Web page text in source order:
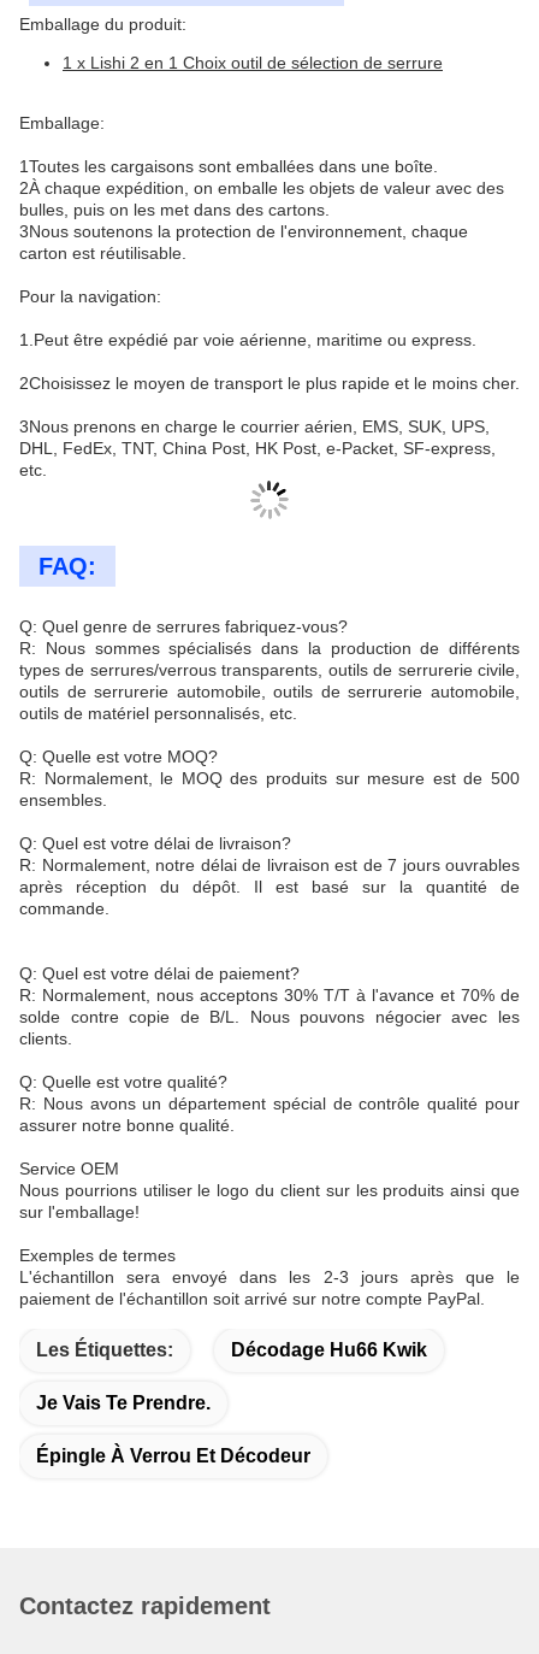
Emballage du produit:
1 x Lishi 2 en 1 Choix outil de sélection de serrure
Emballage:
1Toutes les cargaisons sont emballées dans une boîte.
2À chaque expédition, on emballe les objets de valeur avec des
bulles, puis on les met dans des cartons.
3Nous soutenons la protection de l'environnement, chaque
carton est réutilisable.
Pour la navigation:
1.Peut être expédié par voie aérienne, maritime ou express.
2Choisissez le moyen de transport le plus rapide et le moins cher.
3Nous prenons en charge le courrier aérien, EMS, SUK, UPS,
DHL, FedEx, TNT, China Post, HK Post, e-Packet, SF-express,
etc.
FAQ:
Q: Quel genre de serrures fabriquez-vous?
R: Nous sommes spécialisés dans la production de différents
types de serrures/verrous transparents, outils de serrurerie civile,
outils de serrurerie automobile, outils de serrurerie automobile,
outils de matériel personnalisés, etc.
Q: Quelle est votre MOQ?
R: Normalement, le MOQ des produits sur mesure est de 500
ensembles.
Q: Quel est votre délai de livraison?
R: Normalement, notre délai de livraison est de 7 jours ouvrables
après réception du dépôt. Il est basé sur la quantité de
commande.
Q: Quel est votre délai de paiement?
R: Normalement, nous acceptons 30% T/T à l'avance et 70% de
solde contre copie de B/L. Nous pouvons négocier avec les
clients.
Q: Quelle est votre qualité?
R: Nous avons un département spécial de contrôle qualité pour
assurer notre bonne qualité.
Service OEM
Nous pourrions utiliser le logo du client sur les produits ainsi que
sur l'emballage!
Exemples de termes
L'échantillon sera envoyé dans les 2-3 jours après que le
paiement de l'échantillon soit arrivé sur notre compte PayPal.
Les Étiquettes: Décodage Hu66 Kwik
Je Vais Te Prendre.
Épingle À Verrou Et Décodeur
Contactez rapidement